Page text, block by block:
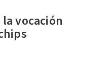
vocación